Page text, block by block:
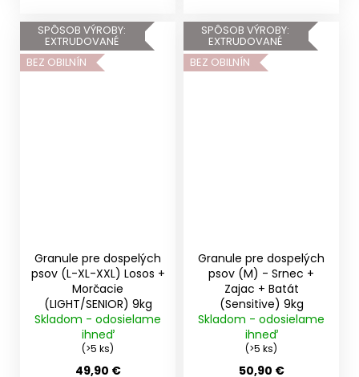
SPÔSOB VÝROBY:
EXTRUDOVANÉ
BEZ OBILNÍN
Granule pre dospelých
psov (L-XL-XXL) Losos +
Morčacie
(LIGHT/SENIOR) 9kg
Skladom - odosielame
ihneď
(>5 ks)
49,90 €
SPÔSOB VÝROBY:
EXTRUDOVANÉ
BEZ OBILNÍN
Granule pre dospelých
psov (M) - Srnec +
Zajac + Batát
(Sensitive) 9kg
Skladom - odosielame
ihneď
(>5 ks)
50,90 €